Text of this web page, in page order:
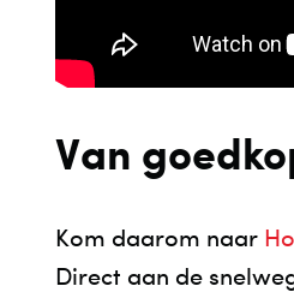
Van
Kom daarom naar
Direct aan de